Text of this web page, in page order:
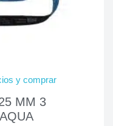
y comprar
MM 3